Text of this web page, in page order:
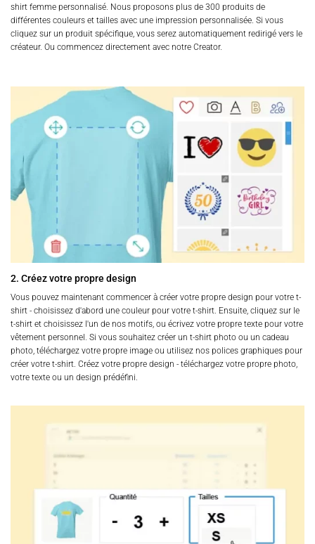
shirt femme personnalisé. Nous proposons plus de 300 produits de
différentes couleurs et tailles avec une impression personnalisée. Si vous
cliquez sur un produit spécifique, vous serez automatiquement redirigé vers le
créateur. Ou commencez directement avec notre Creator.
2. Créez votre propre design
Vous pouvez maintenant commencer à créer votre propre design pour votre t-
shirt - choisissez d'abord une couleur pour votre t-shirt. Ensuite, cliquez sur le
t-shirt et choisissez l'un de nos motifs, ou écrivez votre propre texte pour votre
vêtement personnel. Si vous souhaitez créer un t-shirt photo ou un cadeau
photo, téléchargez votre propre image ou utilisez nos polices graphiques pour
créer votre t-shirt. Créez votre propre design - téléchargez votre propre photo,
votre texte ou un design prédéfini.